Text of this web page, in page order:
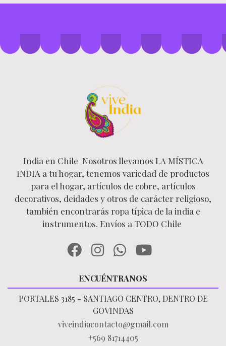
India en Chile Nosotros llevamos LA MÍSTICA
INDIA a tu hogar, tenemos variedad de productos
para el hogar, artículos de cobre, artículos
decorativos, deidades y otros de carácter religioso,
también encontrarás ropa típica de la india e
instrumentos. Envíos a TODO Chile
ENCUÉNTRANOS
PORTALES 3185 - SANTIAGO CENTRO, DENTRO DE
GOVINDAS
viveindiacontacto@gmail.com
+569 81714405